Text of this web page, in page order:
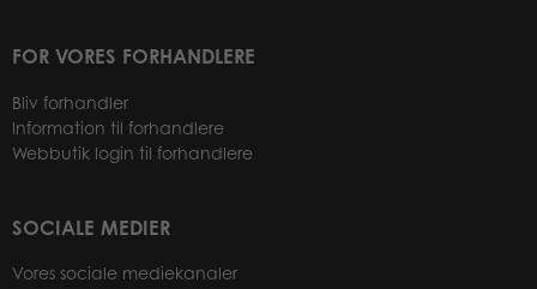
FOR VORES FORHANDLERE
Bliv forhandler
Information til forhandlere
Webbutik login til forhandlere
SOCIALE MEDIER
Vores sociale mediekanaler